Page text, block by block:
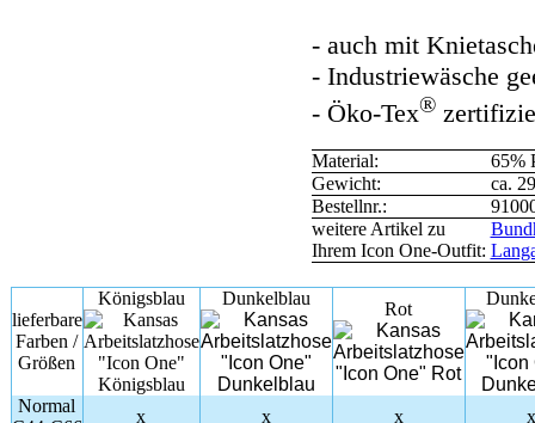
- auch mit
- Industriewäsche
- Öko-Tex®
Material:
65%
Gewicht:
ca.
Bestellnr.:
weitere Artikel zu
Ihrem Icon One-Outfit:
lieferbare
Farben /
Größen
Königsblau Dunkelblau
Rot
Normal
x x x
x